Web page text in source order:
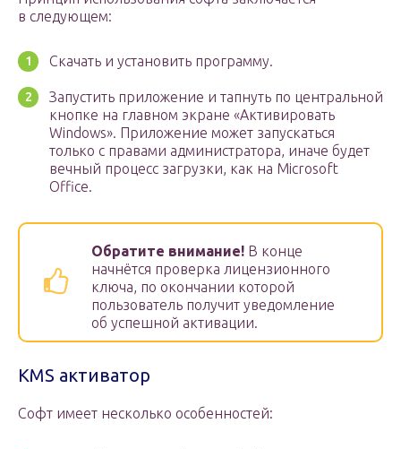
в следующем:
Скачать и установить программу.
Запустить приложение и тапнуть по центральной
кнопке на главном экране «Активировать
Windows». Приложение может запускаться
только с правами администратора, иначе будет
вечный процесс загрузки, как на Microsoft
Office.
Обратите внимание! В конце
начнётся проверка лицензионного
ключа, по окончании которой
пользователь получит уведомление
об успешной активации.
KMS активатор
Софт имеет несколько особенностей: